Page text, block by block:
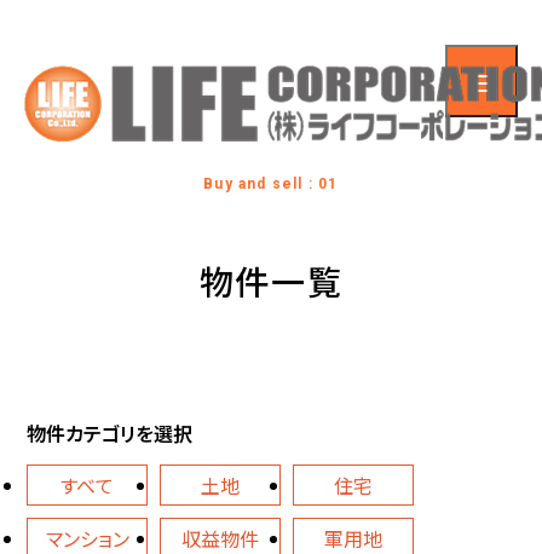
Buy and sell : 01
物件一覧
物件カテゴリを選択
すべて
土地
住宅
マンション
収益物件
軍用地